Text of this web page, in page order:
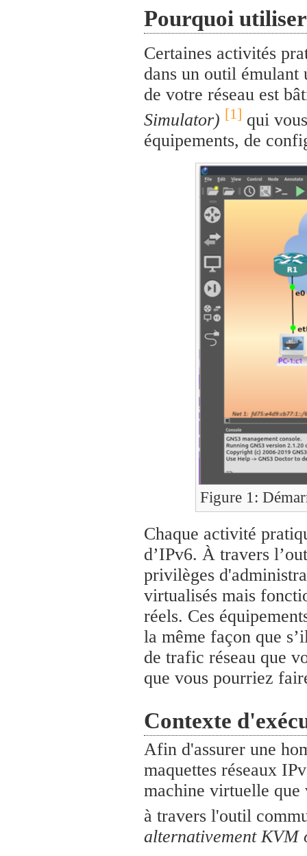
Pourquoi
Certaines activités
dans un outil émulant
de votre réseau est
Simulator) [1] qui
équipements, de
Figure 1:
Chaque activité
d’IPv6. À travers
privilèges
virtualisés mais
réels. Ces
la même façon que
de trafic réseau que
que vous pourriez
Contexte
Afin d'assurer une
maquettes réseaux
machine virtuelle que
à travers l'outil
alternativement KVM